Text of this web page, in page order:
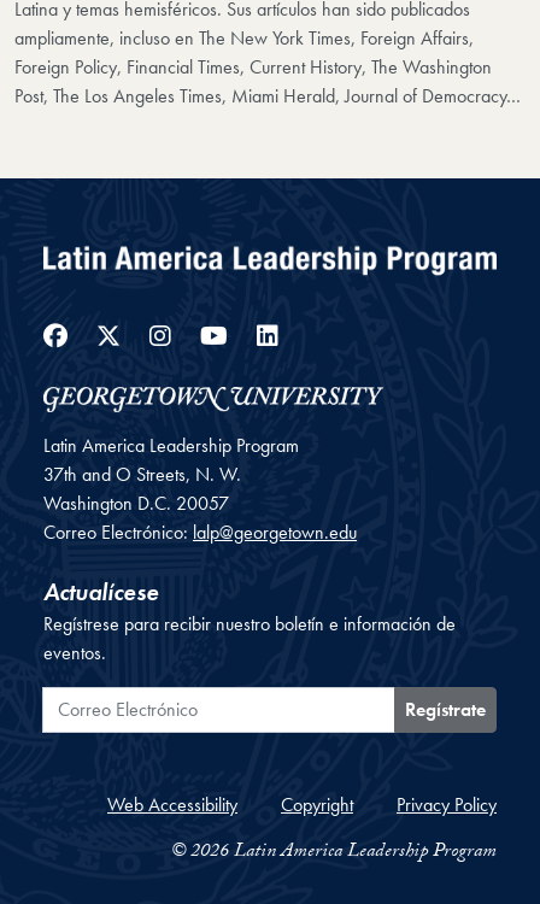
Latina y temas hemisféricos. Sus artículos han sido publicados
ampliamente, incluso en The New York Times, Foreign Affairs,
Foreign Policy, Financial Times, Current History, The Washington
Post, The Los Angeles Times, Miami Herald, Journal of Democracy…
Facebook
Twitter
Instagram
YouTube
Latin America Leadership Program
37th and O Streets, N. W.
Washington D.C. 20057
Correo Electrónico: lalp@georgetown.edu
Actualícese
Regístrese para recibir nuestro boletín e información de
eventos.
Correo Electrónico
Regístrate
Web Accessibility Copyright Privacy Policy
© 2026 Latin America Leadership Program